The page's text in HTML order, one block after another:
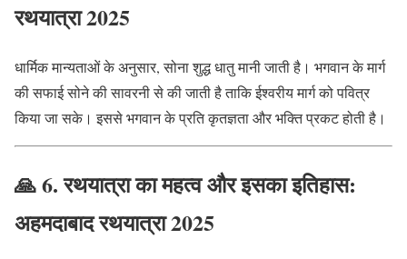
रथयात्रा 2025
धार्मिक मान्यताओं के अनुसार, सोना शुद्ध धातु मानी जाती है। भगवान के मार्ग
की सफाई सोने की सावरनी से की जाती है ताकि ईश्वरीय मार्ग को पवित्र
किया जा सके। इससे भगवान के प्रति कृतज्ञता और भक्ति प्रकट होती है।
🙏6. रथयात्रा का महत्व और इसका इतिहास:
अहमदाबाद रथयात्रा 2025